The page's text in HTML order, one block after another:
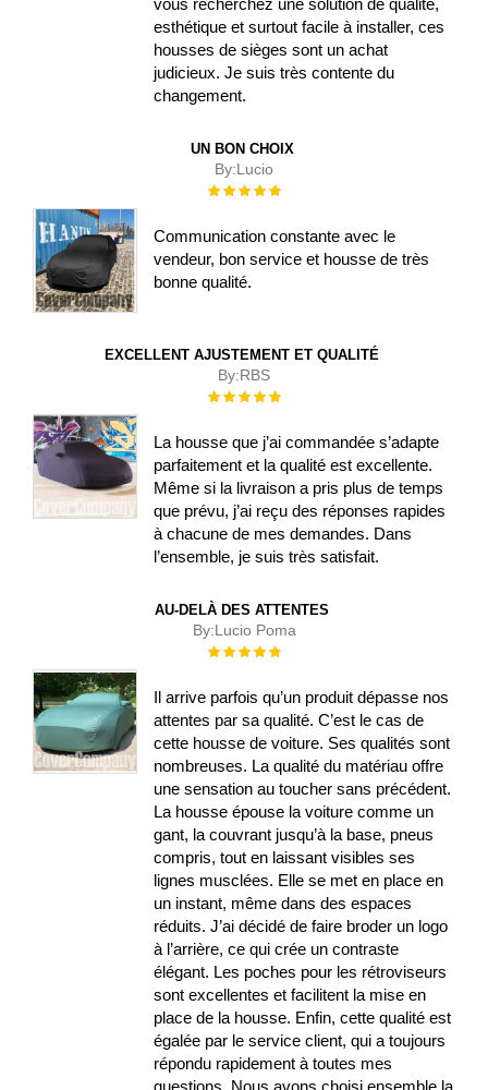
vous recherchez une solution de qualité,
esthétique et surtout facile à installer, ces
housses de sièges sont un achat
judicieux. Je suis très contente du
changement.
UN BON CHOIX
By:Lucio
Évaluation :
Communication constante avec le
vendeur, bon service et housse de très
bonne qualité.
EXCELLENT AJUSTEMENT ET QUALITÉ
By:RBS
Évaluation :
La housse que j’ai commandée s’adapte
parfaitement et la qualité est excellente.
Même si la livraison a pris plus de temps
que prévu, j’ai reçu des réponses rapides
à chacune de mes demandes. Dans
l’ensemble, je suis très satisfait.
AU-DELÀ DES ATTENTES
By:Lucio Poma
Évaluation :
Il arrive parfois qu’un produit dépasse nos
attentes par sa qualité. C’est le cas de
cette housse de voiture. Ses qualités sont
nombreuses. La qualité du matériau offre
une sensation au toucher sans précédent.
La housse épouse la voiture comme un
gant, la couvrant jusqu’à la base, pneus
compris, tout en laissant visibles ses
lignes musclées. Elle se met en place en
un instant, même dans des espaces
réduits. J’ai décidé de faire broder un logo
à l’arrière, ce qui crée un contraste
élégant. Les poches pour les rétroviseurs
sont excellentes et facilitent la mise en
place de la housse. Enfin, cette qualité est
égalée par le service client, qui a toujours
répondu rapidement à toutes mes
questions. Nous avons choisi ensemble la